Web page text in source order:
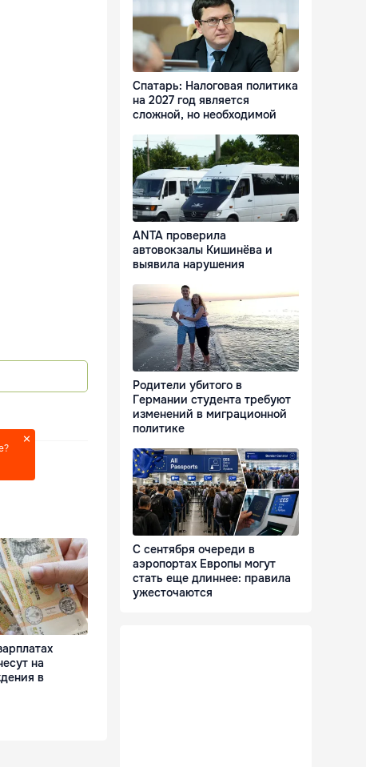
на
в
Спатарь: Налоговая политика
на 2027 год является
сложной, но необходимой
ANTA проверила
автовокзалы Кишинёва и
выявила нарушения
Родители убитого в
Германии студента требуют
изменений в миграционной
политике
С сентября очереди в
аэропортах Европы могут
стать еще длиннее: правила
ужесточаются